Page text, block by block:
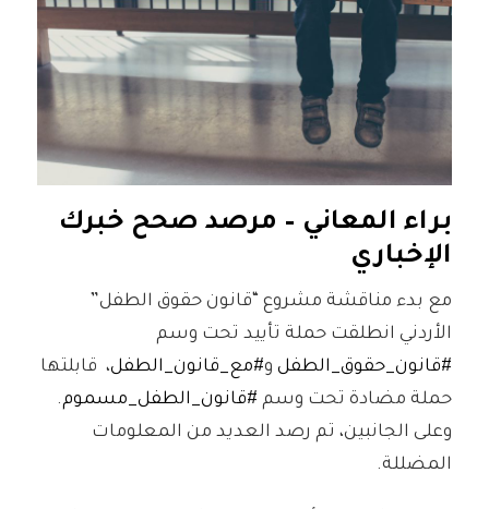
براء المعاني – مرصد صحح خبرك
الإخباري
مع بدء مناقشة مشروع “قانون حقوق الطفل”
الأردني انطلقت حملة تأييد تحت وسم
#قانون_حقوق_الطفلو#مع_قانون_الطفل، قابلتها
حملة مضادة تحت وسم #قانون_الطفل_مسموم.
وعلى الجانبين، تم رصد العديد من المعلومات
المضللة.